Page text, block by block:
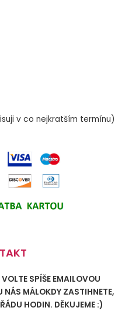
v co nejkratším termínu)
VOLTE SPÍŠE EMAILOVOU
MÁLOKDY ZASTIHNETE,
HODIN. DĚKUJEME :)